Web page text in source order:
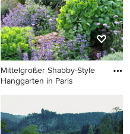
Mittelgroßer Shabby-Style
Hanggarten in Paris
Hanggarten in Paris